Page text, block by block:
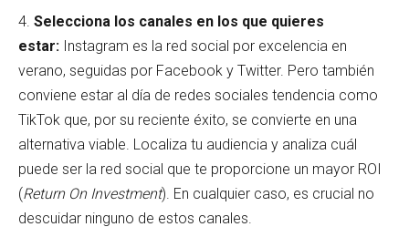
4. Selecciona los canales en los que quieres
estar: Instagram es la red social por excelencia en
verano, seguidas por Facebook y Twitter. Pero también
conviene estar al día de redes sociales tendencia como
TikTok que, por su reciente éxito, se convierte en una
alternativa viable. Localiza tu audiencia y analiza cuál
puede ser la red social que te proporcione un mayor ROI
(Return On Investment). En cualquier caso, es crucial no
descuidar ninguno de estos canales.